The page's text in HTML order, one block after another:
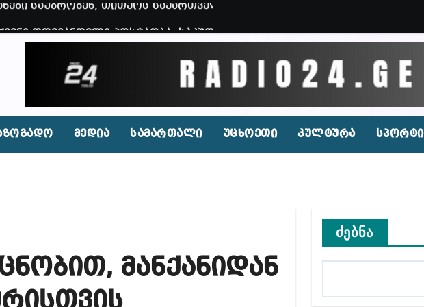
დღევანდელი პოსტაობა, საკუთარ თავთან შეგარცხვენთ – ეკა
ტარაკნებიან, უჰაერო საკანში, ამდენი ხნით სამარტოო
კახეთში ქორწილის დროს? (ვიდეო)
რომლებსაც საბავშვი ბაღებში საქონლის ხორცის ნაცვლად ცხენის
ნამდვილად არის რეაგირება საჭირო კოორდინირებულ შეტევაზე ჩვენი
ცხელ დღეებში? – დაავადებათა კონტროლის ცენტრის
შექმნან მდინარაძის სამინისტრო – გია ხუხაშვილი
გარშემო — COVID-19-ის წარმოშობის გამოძიებიდან შესაძლო
ოპოზიციური ტელევიზიებით უკმაყოფილოა
მედია სამართალი უცხოეთი კულტურა სპორტი
მანქანიდან
ძებნა